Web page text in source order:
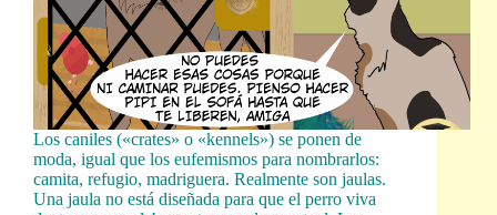
Los caniles («crates» o «kennels») se ponen de
moda, igual que los eufemismos para nombrarlos:
camita, refugio, madriguera. Realmente son jaulas.
Una jaula no está diseñada para que el perro viva